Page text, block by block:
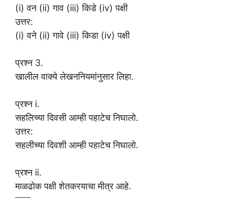
(i) वन (ii) गाव (iii) किडे (iv) पक्षी
उत्तर:
(i) वने (ii) गावे (iii) किडा (iv) पक्षी
प्रश्न 3.
खालील वाक्ये लेखननियमांनुसार लिहा.
प्रश्न i.
सहलिच्या दिवसी आम्ही पहाटेच निघालो.
उत्तर:
सहलीच्या दिवशी आम्ही पहाटेच निघालो.
प्रश्न ii.
माळढोक पक्षी शेतकरयाचा मीत्र आहे.